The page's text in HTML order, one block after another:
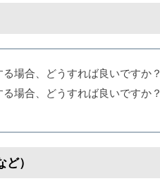
場合、どうすれば良いですか？
場合、どうすれば良いですか？
）